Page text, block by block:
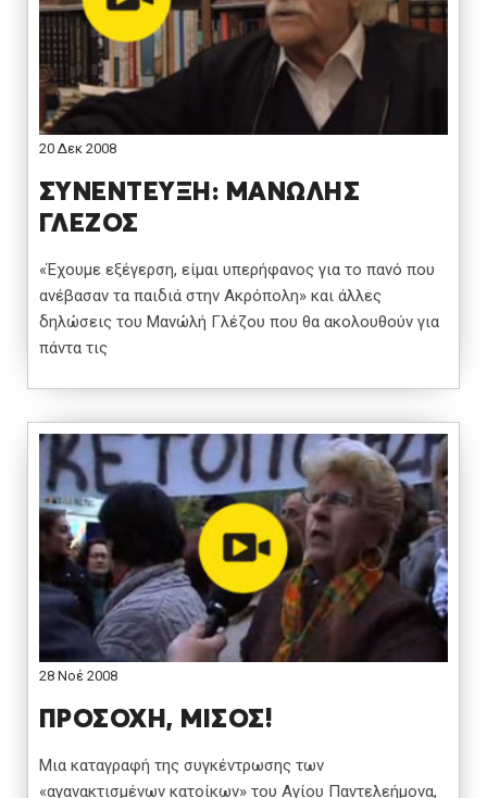
20 Δεκ 2008
ΣΥΝΕΝΤΕΥΞΗ: ΜΑΝΩΛΗΣ
ΓΛΕΖΟΣ
«Έχουμε εξέγερση, είμαι υπερήφανος για το πανό που
ανέβασαν τα παιδιά στην Ακρόπολη» και άλλες
δηλώσεις του Μανώλή Γλέζου που θα ακολουθούν για
πάντα τις
28 Νοέ 2008
ΠΡΟΣΟΧΗ, ΜΙΣΟΣ!
Μια καταγραφή της συγκέντρωσης των
«αγανακτισμένων κατοίκων» του Αγίου Παντελεήμονα,